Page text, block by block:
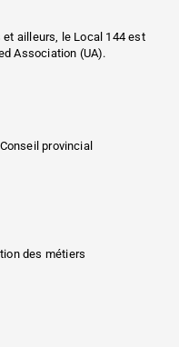
et ailleurs, le Local 144 est
Association (UA).
provincial
des métiers